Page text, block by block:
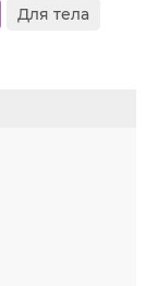
Для тела